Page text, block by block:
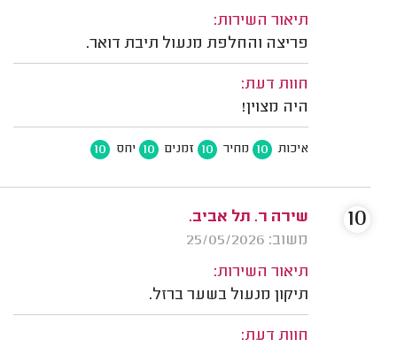
תיאור השירות:
פריצה והחלפת מנעול תיבת דואר.
חוות דעת:
היה מצוין!
איכות 10 מחיר 10 זמנים 10 יחס 10
שירה ר. תל אביב.
משוב: 25/05/2026
תיאור השירות:
תיקון מנעול בשער ברזל.
חוות דעת:
10